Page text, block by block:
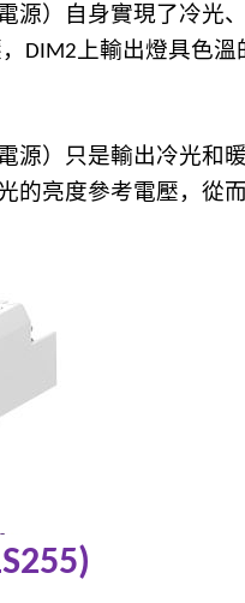
源）自身實現了冷光
DIM2 上輸出燈具色溫
源）只是輸出冷光和
的亮度參考電壓，從